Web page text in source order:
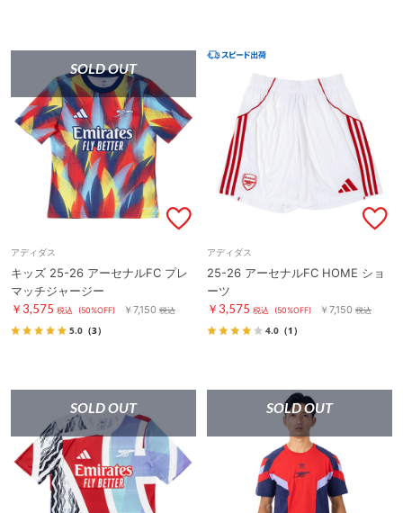
SOLD OUT
アディダス
キッズ 25-26 アーセナルFC プレ
マッチジャージー
￥3,575 税込 (50%OFF) ￥7,150 税込
5.0 （3）
アディダス
25-26 アーセナルFC HOME ショ
ーツ
￥3,575 税込 (50%OFF) ￥7,150 税込
4.0 （1）
SOLD OUT SOLD OUT